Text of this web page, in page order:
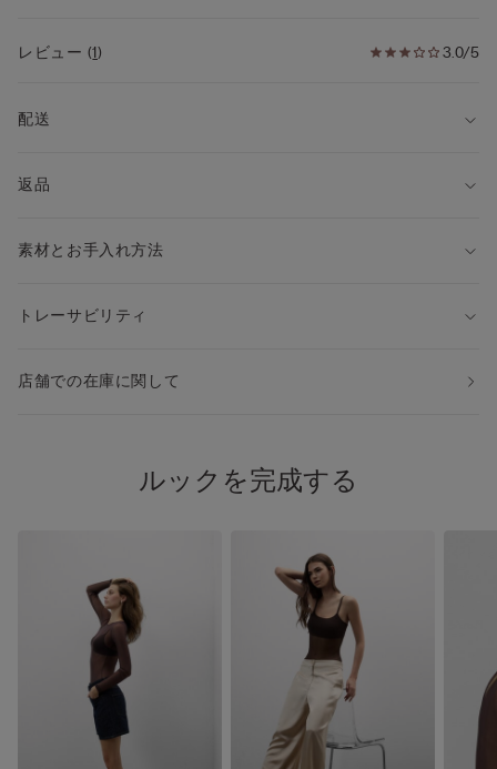
サイズ以上はカップの形状および構造が異なります。
3.0/5
レビュー (1)
配送
返品
素材とお手入れ方法
トレーサビリティ
店舗での在庫に関して
ルックを完成する